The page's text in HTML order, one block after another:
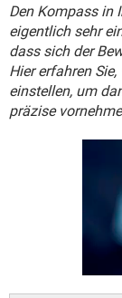
FACEBOOK
WHATSAPP
FACEBOOK
ANDROID
WINDOWS 10
WHATSAPP
FACEBOOK
SPIELE
ANDROID
WINDOWS 10
WHATSAPP
Den Kompass in
eigentlich sehr
dass sich der
Hier erfahren
einstellen, um
präzise